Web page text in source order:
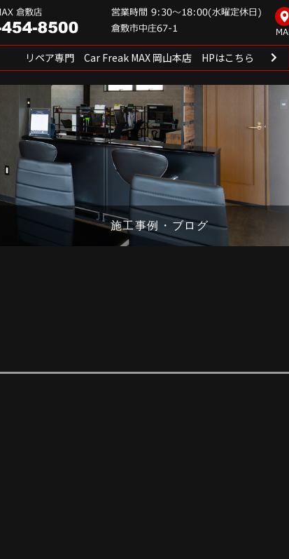
リペア専門 Car Freak MAX 岡山本店 HPはこちら
施工事例・ブログ